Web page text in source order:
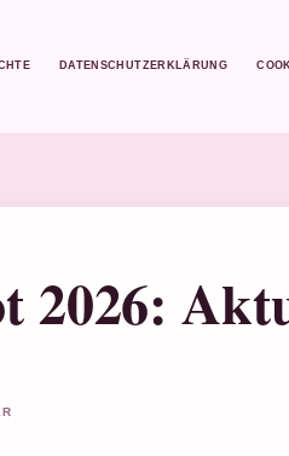
DATENSCHUTZERKLÄRUNG
2026: